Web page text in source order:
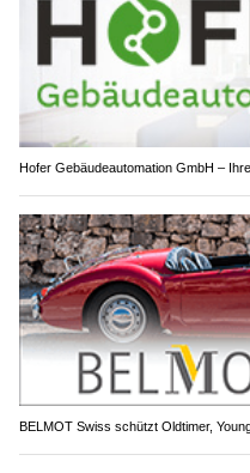
Hofer Gebäudeautomation GmbH –
BELMOT Swiss schützt Oldtimer,